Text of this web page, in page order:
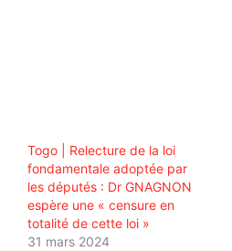
Togo | Relecture de la loi
fondamentale adoptée par
les députés : Dr GNAGNON
espère une « censure en
totalité de cette loi »
31 mars 2024